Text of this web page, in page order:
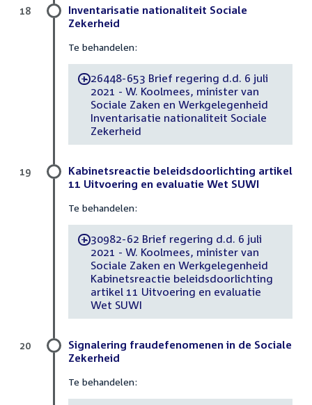
Inventarisatie nationaliteit Sociale
Zekerheid
Te behandelen:
-26448-653 Brief regering d.d. 6 juli
2021 - W. Koolmees, minister van
Sociale Zaken en Werkgelegenheid
Inventarisatie nationaliteit Sociale
Zekerheid
18
Kabinetsreactie beleidsdoorlichting artikel
11 Uitvoering en evaluatie Wet SUWI
Te behandelen:
-30982-62 Brief regering d.d. 6 juli
2021 - W. Koolmees, minister van
Sociale Zaken en Werkgelegenheid
Kabinetsreactie beleidsdoorlichting
artikel 11 Uitvoering en evaluatie
Wet SUWI
19
Signalering fraudefenomenen in de Sociale
Zekerheid
Te behandelen:
20